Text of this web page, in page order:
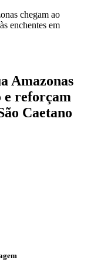
Amazonas
e reforçam
Caetano